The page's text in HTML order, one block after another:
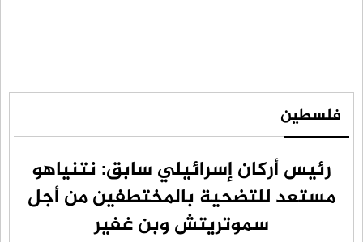
فلسطين
رئيس أركان إسرائيلي سابق: نتنياهو
مستعد للتضحية بالمختطفين من أجل
سموتريتش وبن غفير